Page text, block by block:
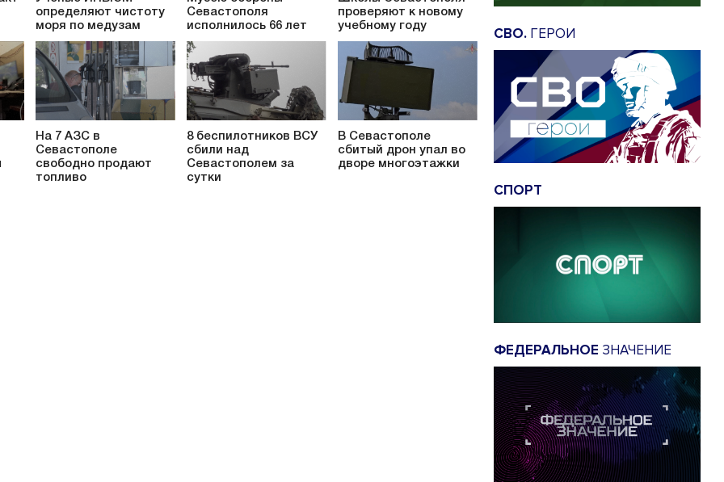
определяют чистоту
моря по медузам
Севастополя
исполнилось 66 лет
проверяют к новому
учебному году
На 7 АЗС в
Севастополе
свободно продают
топливо
8 беспилотников ВСУ
сбили над
Севастополем за
сутки
В Севастополе
сбитый дрон упал во
дворе многоэтажки
СВО. ГЕРОИ
СПОРТ
ФЕДЕРАЛЬНОЕ ЗНАЧЕНИЕ